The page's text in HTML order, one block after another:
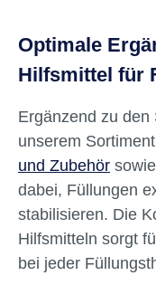
Optimale
Hilfsmittel für
Ergänzend zu
unserem
und Zubehör sowie
dabei, Füllungen
stabilisieren. Die
Hilfsmitteln sorgt
bei jeder